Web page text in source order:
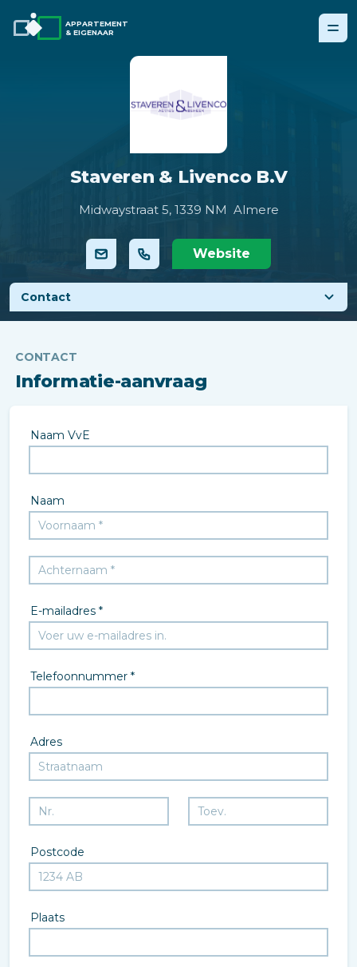
APPARTEMENT
& EIGENAAR
Staveren & Livenco B.V
Midwaystraat 5, 1339 NM Almere
Website
Contact
CONTACT
Informatie-aanvraag
Naam VvE
Naam
E-mailadres *
Telefoonnummer *
Adres
Postcode
Plaats